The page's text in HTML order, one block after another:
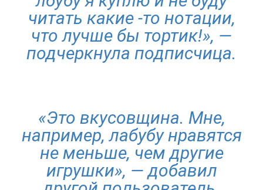
читать какие -то нотации,
что лучше бы тортик!», —
подчеркнула подписчица.
«Это вкусовщина. Мне,
например, лабубу нравятся
не меньше, чем другие
игрушки», — добавил